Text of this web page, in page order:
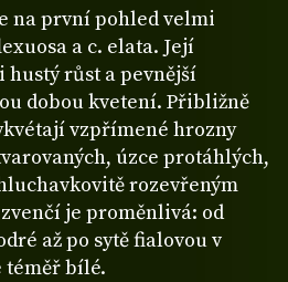
na první pohled velmi
a c. elata. Její
růst a pevnější
dobou kvetení. Přibližně
vzpřímené hrozny
úzce protáhlých,
rozevřeným
je proměnlivá: od
až po sytě fialovou v
téměř bílé.